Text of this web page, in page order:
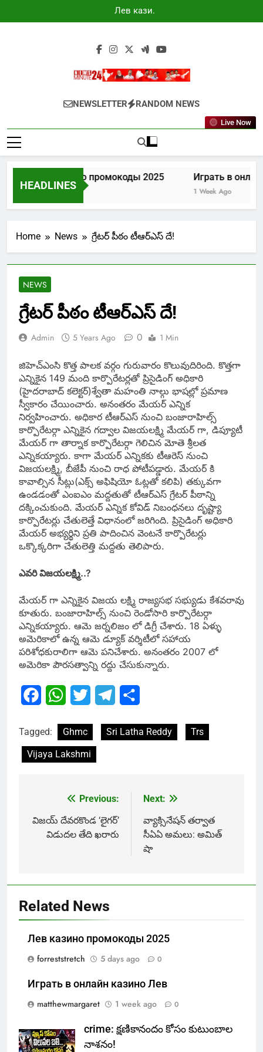
to
Лев казино
промокоды
Newsminute24
Get All Updated Telugu News
NEWSLETTER RANDOM NEWS
Live Now
HEADLINES
Лев казино промокоды 2025
5 Days Ago
Играть в
1 Week Ago
Home News గ్రేటర్ పీఠం టీఆర్ఎస్ దే!
NEWS
గ్రేటర్ పీఠం టీఆర్ఎస్ దే!
Admin 5 Years Ago 0 1 Min
జిహెచ్ఎంసి కొత్త పాలక వర్గం గురువారం కొలువుదిరింది. కొత్తగా
ఎన్నికైన 149 మంది కార్పొరేటర్లతో ప్రిసైడింగ్ అధికారి
(హైదరాబాద్ కలెక్టర్)శ్వేతా మహంతి నాల్గు భాషల్లో ప్రమాణ
స్వీకారం చేయించారు. అనంతరం మేయర్ ఎన్నిక
నిర్వహించారు. అధికార టీఆర్ఎస్ నుంచి బంజారాహిల్స్
కార్పొరేటర్గా ఎన్నికైన గద్వాల విజయలక్ష్మి మేయర్ గా, డిప్యూటీ
మేయర్ గా తార్నాక కార్పొరేటర్గా గెలిచిన మోతె శ్రీలత
ఎన్నికయ్యారు. కాగా మేయర్ ఎన్నికకు టీఆరెస్ నుంచి
విజయలక్ష్మి, బీజేపీ నుంచి రాధ పోటీపడ్డారు. మేయర్ కి
కావాల్సిన సీట్లు(ఎక్స్ అఫిషియో ఓట్లతో కలిపి) తక్కువగా
ఉండడంతో ఎంఐఎం మద్దతుతో టీఆర్ఎస్ గ్రేటర్ పీఠాన్ని
దక్కించుకుంది. మేయర్ ఎన్నిక కోవిడ్ నిబంధనలు దృష్ట్యా
కార్పొరేటర్లు చేతులెత్తే విధానంలో జరిగింది. ప్రిసైడింగ్ అధికారి
మేయర్ అభ్యర్థిని ప్రతి పాదించిన వెంటనే కార్పొరేటర్లు
ఒక్కొక్కరిగా చేతులెత్తి మద్దతు తెలిపారు.
ఎవరి విజయలక్ష్మి..?
మేయర్ గా ఎన్నికైన విజయ లక్ష్మి రాజ్యసభ సభ్యుడు కేశవరావు
కూతురు. బంజారాహిల్స్ నుంచి రెండోసారి కార్పొరేటర్గా
ఎన్నికయ్యారు. ఆమె జర్నలిజం లో డిగ్రీ చేశారు. 18 ఏళ్ళు
అమెరికాలో ఉన్న ఆమె డ్యూక్ వర్శిటీలో సహాయ
పరిశోధకురాలిగా ఆమె పనిచేశారు. అనంతరం 2007 లో
అమెరికా పౌరసత్వాన్ని రద్దు చేసుకున్నారు.
FacebookWhatsApp
Twitter Telegram
Tagged: Ghmc Sri Latha Reddy
Trs
Vijaya Lakshmi
navigation
Previous:
విజయ్ దేవరకొండ ‘లైగర్’
విడుదల తేది ఖరారు
Next:
వ్యాక్సినేషన్ తర్వాత
సీఏఏ అమలు: అమిత్
షా
Related News
Лев казино промокоды 2025
forreststretch
5 days ago 0
Играть в онлайн казино Лев
matthewmargaret
1 week ago 0
crime: క్షణికానందం కోసం కుటుంబాల
నాశనం!